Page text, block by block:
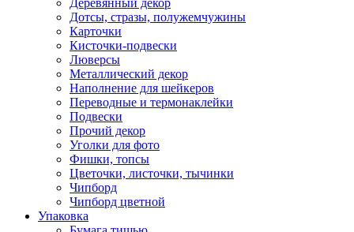
Деревянный декор
Дотсы, стразы, полужемчужины
Карточки
Кисточки-подвески
Люверсы
Металлический декор
Наполнение для шейкеров
Переводные и термонаклейки
Подвески
Прочий декор
Уголки для фото
Фишки, топсы
Цветочки, листочки, тычинки
Чипборд
Чипборд цветной
Упаковка